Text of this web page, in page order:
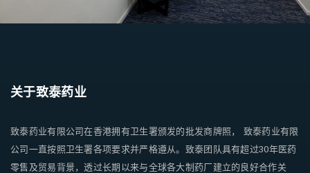
关于致泰药业
致泰药业有限公司在香港拥有卫生署颁发的批发商牌照， 致泰药业有限
公司一直按照卫生署各项要求并严格遵从。致泰团队具有超过30年医药
零售及贸易背景，透过长期以来与全球各大制药厂建立的良好合作关